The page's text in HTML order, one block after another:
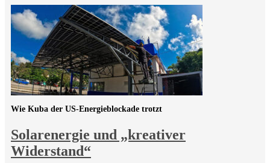
Solarenergie und „kreativer
Widerstand“
Wie Kuba der US-Energieblockade trotzt